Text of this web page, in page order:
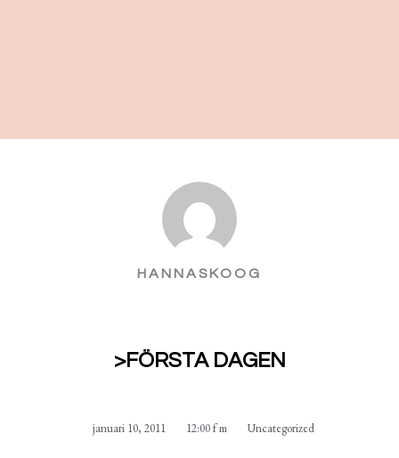
HANNASKOOG
>FÖRSTA DAGEN
januari 10, 2011 12:00 f m Uncategorized